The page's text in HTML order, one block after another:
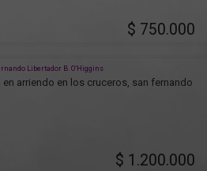
$ 750.000
Libertador B. O’Higgins
en arriendo en los cruceros, san fernando
$ 1.200.000